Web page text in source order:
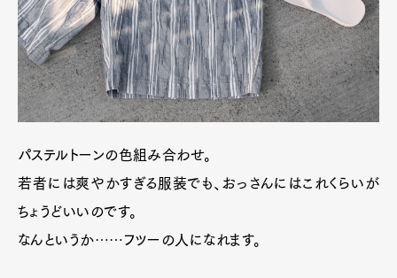
パステルトーンの色組み合わせ。
若者には爽やかすぎる服装でも、おっさんにはこれくらいが
ちょうどいいのです。
なんというか……フツーの人になれます。